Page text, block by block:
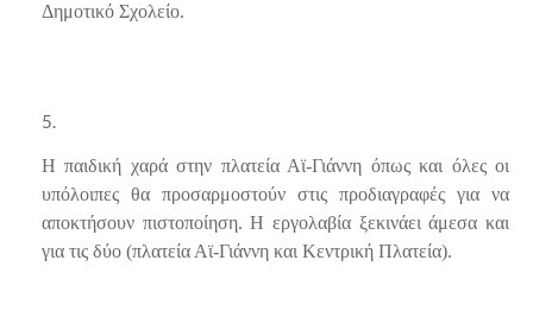
Δημοτικό Σχολείο.
Η παιδική χαρά στην πλατεία Αϊ-Γιάννη όπως και όλες οι
υπόλοιπες θα προσαρμοστούν στις προδιαγραφές για να
αποκτήσουν πιστοποίηση. Η εργολαβία ξεκινάει άμεσα και
για τις δύο (πλατεία Αϊ-Γιάννη και Κεντρική Πλατεία).